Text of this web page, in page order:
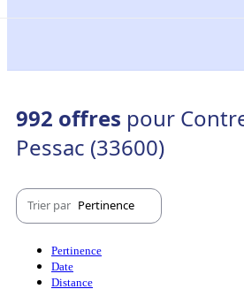
992 offres pour
Pessac (33600)
Trier par Pertinence
Pertinence
Date
Distance